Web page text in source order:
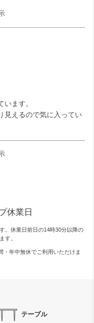
ます。
見えるので気に入ってい
休業日
。休業日前日の14時30分以降の
す。
・年中無休でご利用いただけま
テーブル